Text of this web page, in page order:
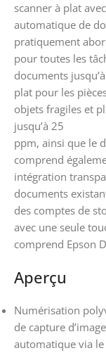
scanner à plat
automatique de
pratiquement
pour toutes les
documents
plat pour les
objets fragiles et
jusqu’à 25
ppm, ainsi que le
comprend
intégration
documents
des comptes de
avec une seule
comprend Epson
Aperçu
Numérisation
de capture
automatique via